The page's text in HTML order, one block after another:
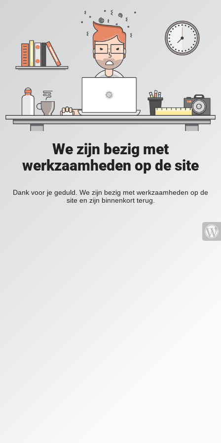
We zijn bezig met
werkzaamheden op de site
Dank voor je geduld. We zijn bezig met werkzaamheden op de
site en zijn binnenkort terug.